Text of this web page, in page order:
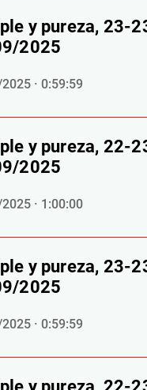
y pureza, 23-
2025
· 0:59:59
y pureza, 22-
2025
· 1:00:00
y pureza, 23-
2025
· 0:59:59